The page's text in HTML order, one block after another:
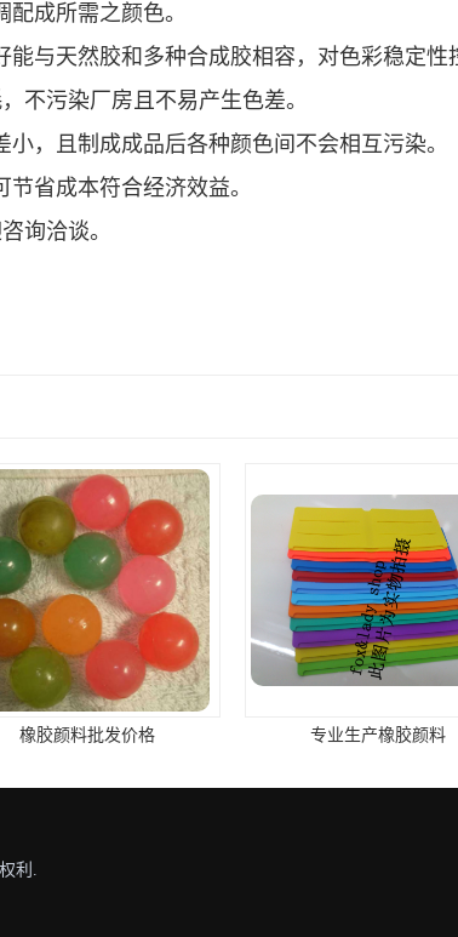
配成所需之颜色。
能与天然胶和多种合成胶相容，对色彩稳定
不污染厂房且不易产生色差。
，且制成成品后各种颜色间不会相互污染。
省成本符合经济效益。
询洽谈。
橡胶颜料批发价格 专业生产橡胶颜料
利.